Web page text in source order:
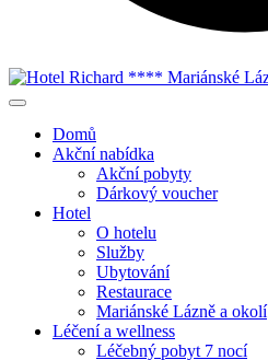
Domů
Akční nabídka
Akční pobyty
Dárkový voucher
Hotel
O hotelu
Služby
Ubytování
Restaurace
Mariánské Lázně a okolí
Léčení a wellness
Léčebný pobyt 7 nocí